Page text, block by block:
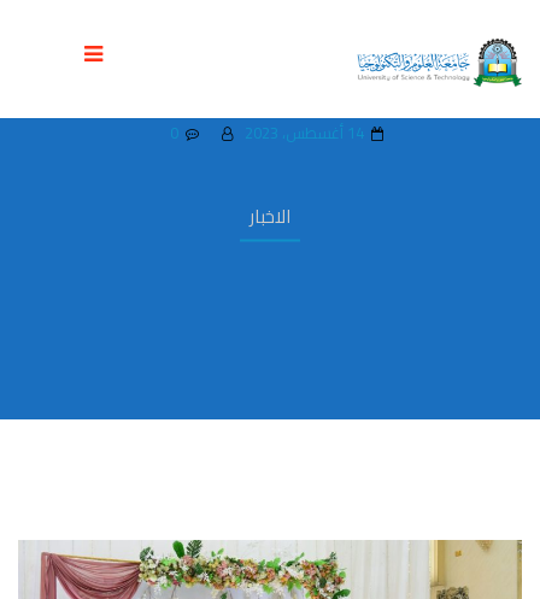
الاخبار
جامعة العلوم والتكنولوجيا تحتفي بتوديع
دفعة جديدة من طالبات كلية الصيدلة
0